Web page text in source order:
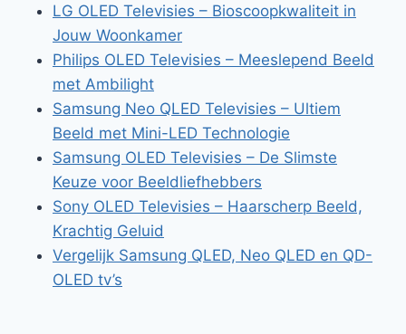
LG OLED Televisies – Bioscoopkwaliteit in
Jouw Woonkamer
Philips OLED Televisies – Meeslepend Beeld
met Ambilight
Samsung Neo QLED Televisies – Ultiem
Beeld met Mini-LED Technologie
Samsung OLED Televisies – De Slimste
Keuze voor Beeldliefhebbers
Sony OLED Televisies – Haarscherp Beeld,
Krachtig Geluid
Vergelijk Samsung QLED, Neo QLED en QD-
OLED tv’s